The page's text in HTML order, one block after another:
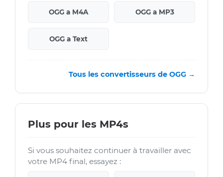
OGG a M4A OGG a MP3
OGG a Text
Tous les convertisseurs de OGG →
Plus pour les MP4s
Si vous souhaitez continuer à travailler avec
votre MP4 final, essayez :